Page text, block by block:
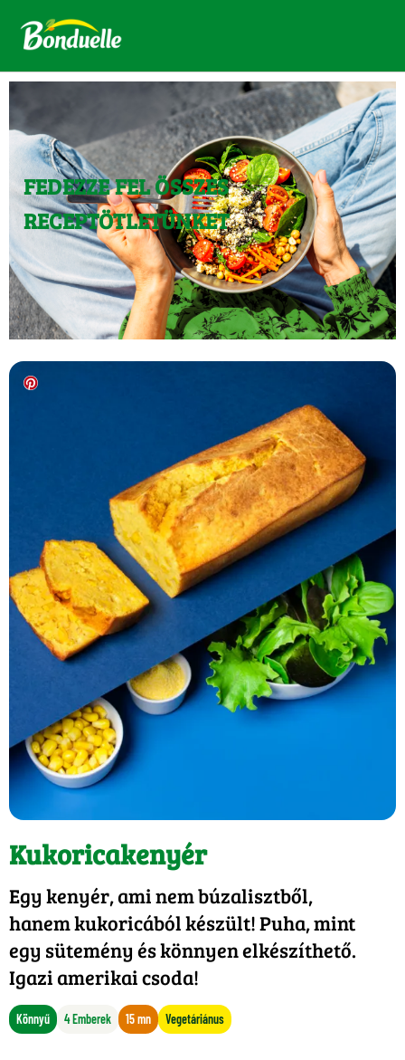
FEDEZZE FEL ÖSSZES
RECEPTÖTLETÜNKET
Kukoricakenyér
Egy kenyér, ami nem búzalisztből,
hanem kukoricából készült! Puha, mint
egy sütemény és könnyen elkészíthető.
Igazi amerikai csoda!
Könnyű 4 Emberek 15 mn Vegetáriánus